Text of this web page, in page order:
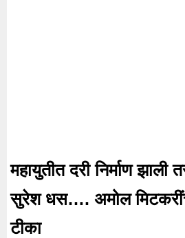
महायुतीत दरी निर्माण झाली
सुरेश धस…. अमोल
टीका